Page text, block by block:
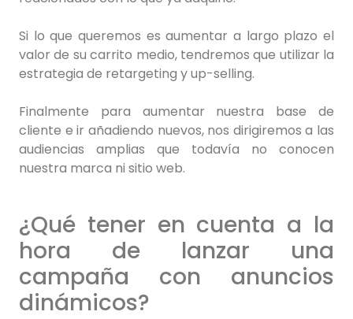
Si lo que queremos es aumentar a largo plazo el
valor de su carrito medio, tendremos que utilizar la
estrategia de retargeting y up-selling.
Finalmente para aumentar nuestra base de
cliente e ir añadiendo nuevos, nos dirigiremos a las
audiencias amplias que todavía no conocen
nuestra marca ni sitio web.
¿Qué tener en cuenta a la
hora de lanzar una
campaña con anuncios
dinámicos?